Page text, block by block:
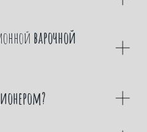
варочной